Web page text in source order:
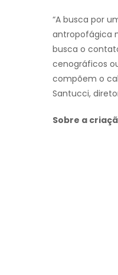
“A busca por
antropofágica
busca o
cenográficos
compõem o
Santucci,
Sobre a